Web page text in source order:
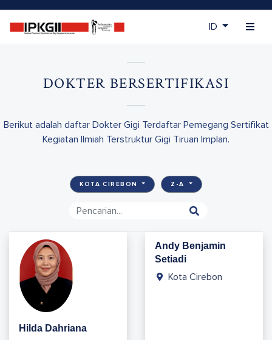
ID
DOKTER BERSERTIFIKASI
Berikut adalah daftar Dokter Gigi Terdaftar Pemegang Sertifikat
Kegiatan Ilmiah Terstruktur Gigi Tiruan Implan.
KOTA CIREBON Z-A
Hilda Dahriana
Andy Benjamin
Setiadi
Kota Cirebon